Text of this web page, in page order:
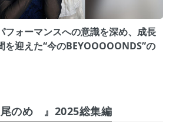
フォーマンスへの意識を深め、成長
迎えた“今のBEYOOOOONDS”の
尾のめ゙』2025総集編